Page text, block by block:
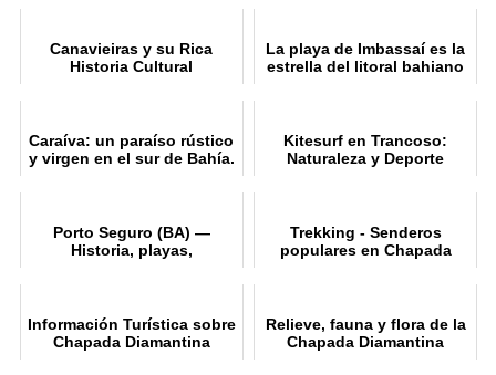
Canavieiras y su Rica
Historia Cultural
La playa de Imbassaí es la
estrella del litoral bahiano
Caraíva: un paraíso rústico
y virgen en el sur de Bahía.
Kitesurf en Trancoso:
Naturaleza y Deporte
Porto Seguro (BA) —
Historia, playas,
Trekking - Senderos
populares en Chapada
Información Turística sobre
Chapada Diamantina
Relieve, fauna y flora de la
Chapada Diamantina